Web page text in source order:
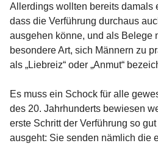
Allerdings wollten bereits damals
dass die Verführung durchaus
ausgehen könne, und als Belege
besondere Art, sich Männern zu
als „Liebreiz“ oder „Anmut“
Es muss ein Schock für alle
des 20. Jahrhunderts bewiesen
erste Schritt der Verführung so
ausgeht: Sie senden nämlich die